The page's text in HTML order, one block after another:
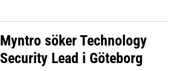
Myntro söker Technology
Security Lead i Göteborg